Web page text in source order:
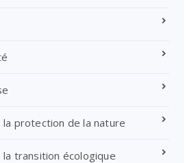
la protection de la nature
transition écologique